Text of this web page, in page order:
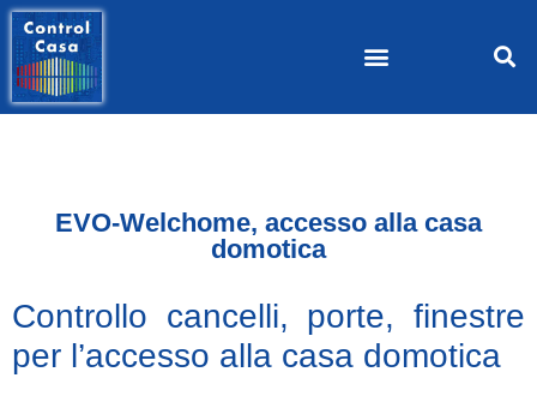
EVO-Welchome, accesso alla casa
domotica
Controllo cancelli, porte, finestre
per l’accesso alla casa domotica